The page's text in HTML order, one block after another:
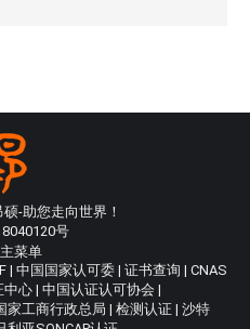
-助您走向世界！
号
主菜单
| 中国国家认可委 | 证书查询 | CNAS
中心 | 中国认证认可协会 |
家工商行政总局 | 检测认证 | 沙特